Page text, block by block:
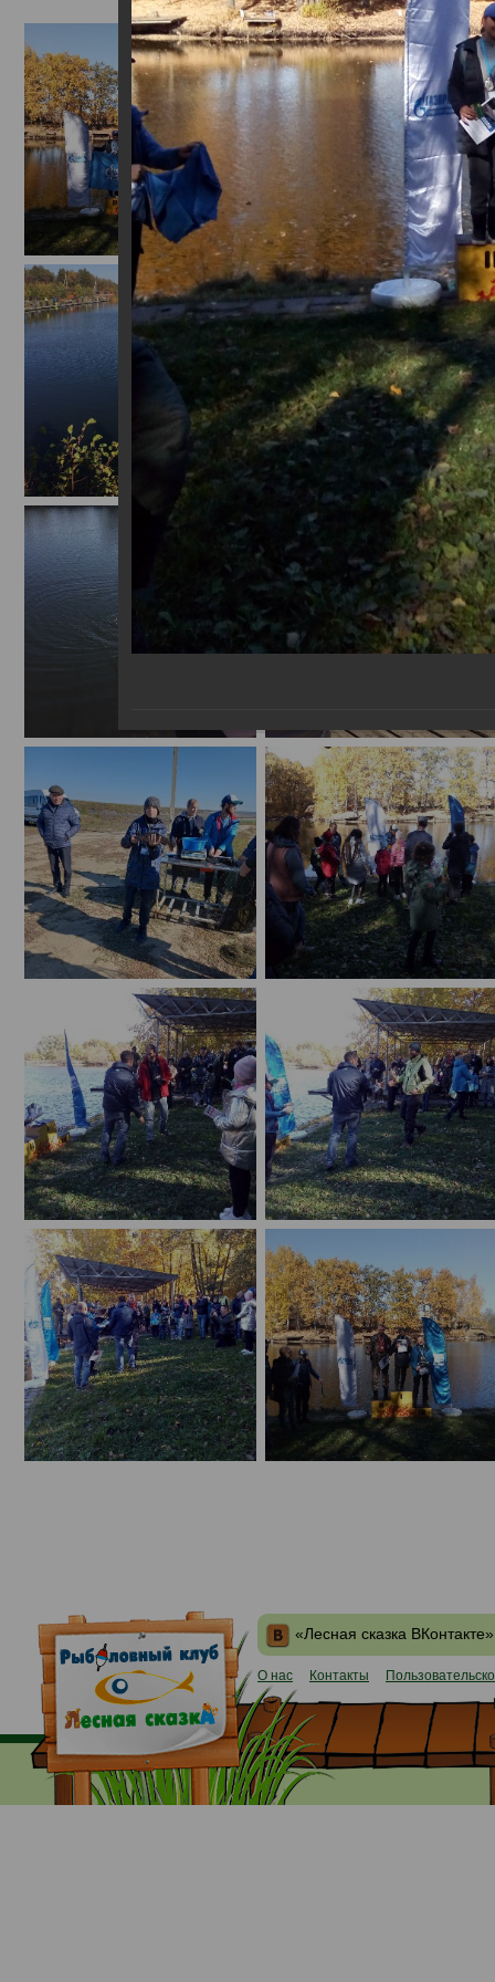
«Лесная сказка ВКонтакте»
О нас Контакты